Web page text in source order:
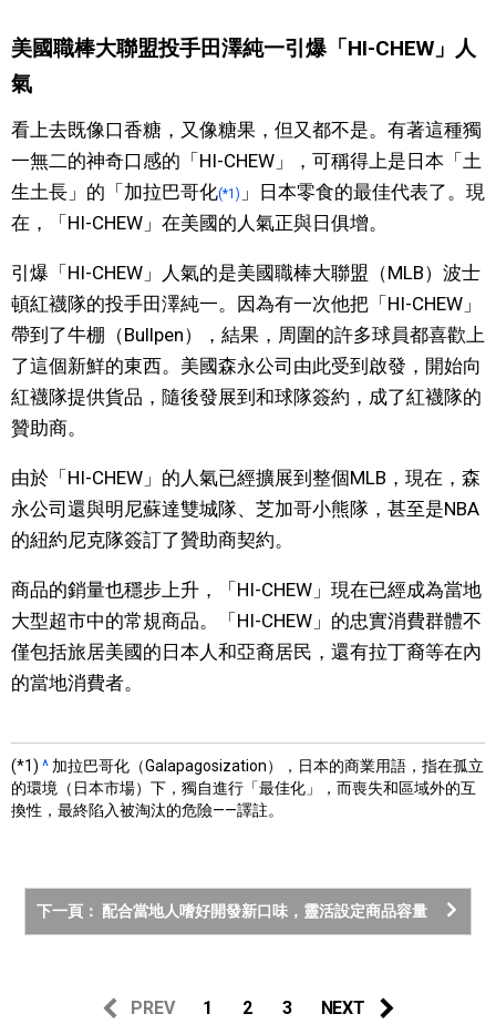
醫療健康
語言
東京
編輯部通知
美國職棒大聯盟投手田澤純一引爆「HI-CHEW」人
氣
看上去既像口香糖，又像糖果，但又都不是。有著這種獨
一無二的神奇口感的「HI-CHEW」，可稱得上是日本「土
生土長」的「加拉巴哥化(*1) 」日本零食的最佳代表了。現
在，「HI-CHEW」在美國的人氣正與日俱增。
引爆「HI-CHEW」人氣的是美國職棒大聯盟（MLB）波士
頓紅襪隊的投手田澤純一。因為有一次他把「HI-CHEW」
帶到了牛棚（Bullpen），結果，周圍的許多球員都喜歡上
了這個新鮮的東西。美國森永公司由此受到啟發，開始向
紅襪隊提供貨品，隨後發展到和球隊簽約，成了紅襪隊的
贊助商。
由於「HI-CHEW」的人氣已經擴展到整個MLB，現在，森
永公司還與明尼蘇達雙城隊、芝加哥小熊隊，甚至是NBA
的紐約尼克隊簽訂了贊助商契約。
商品的銷量也穩步上升，「HI-CHEW」現在已經成為當地
大型超市中的常規商品。「HI-CHEW」的忠實消費群體不
僅包括旅居美國的日本人和亞裔居民，還有拉丁裔等在內
的當地消費者。
(*1) ^加拉巴哥化（Galapagosization），日本的商業用語，指在孤立
的環境（日本市場）下，獨自進行「最佳化」，而喪失和區域外的互
換性，最終陷入被淘汰的危險——譯註。
下一頁： 配合當地人嗜好開發新口味，靈活設定商品容量
PREV 1 2 3 NEXT